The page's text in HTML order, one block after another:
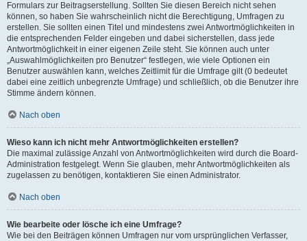
Formulars zur Beitragserstellung. Sollten Sie diesen Bereich nicht sehen
können, so haben Sie wahrscheinlich nicht die Berechtigung, Umfragen zu
erstellen. Sie sollten einen Titel und mindestens zwei Antwortmöglichkeiten in
die entsprechenden Felder eingeben und dabei sicherstellen, dass jede
Antwortmöglichkeit in einer eigenen Zeile steht. Sie können auch unter
„Auswahlmöglichkeiten pro Benutzer“ festlegen, wie viele Optionen ein
Benutzer auswählen kann, welches Zeitlimit für die Umfrage gilt (0 bedeutet
dabei eine zeitlich unbegrenzte Umfrage) und schließlich, ob die Benutzer ihre
Stimme ändern können.
Nach oben
Wieso kann ich nicht mehr Antwortmöglichkeiten erstellen?
Die maximal zulässige Anzahl von Antwortmöglichkeiten wird durch die Board-
Administration festgelegt. Wenn Sie glauben, mehr Antwortmöglichkeiten als
zugelassen zu benötigen, kontaktieren Sie einen Administrator.
Nach oben
Wie bearbeite oder lösche ich eine Umfrage?
Wie bei den Beiträgen können Umfragen nur vom ursprünglichen Verfasser,